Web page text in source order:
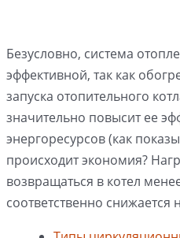
Безусловно, система
эффективной, так как
запуска отопительного
значительно повысит ее
энергоресурсов (как
происходит экономия?
возвращаться в котел
соответственно снижается